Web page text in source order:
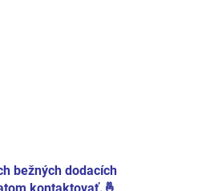
bežných dodacích